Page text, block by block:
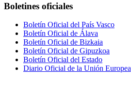
Boletines oficiales
Boletín Oficial del País Vasco
Boletín Oficial de Álava
Boletín Oficial de Bizkaia
Boletín Oficial de Gipuzkoa
Boletín Oficial del Estado
Diario Oficial de la Unión Europea